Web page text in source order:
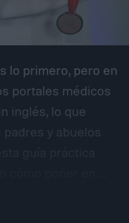
lo primero, pero en
portales médicos
inglés, lo que
y abuelos
de pacientes
apps populares